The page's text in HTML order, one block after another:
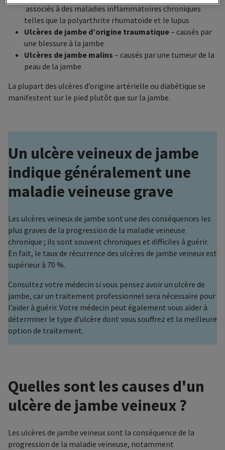
associés à des maladies inflammatoires chroniques
telles que la polyarthrite rhumatoïde et le lupus
Ulcères de jambe d’origine traumatique– causés par
une blessure à la jambe
Ulcères de jambe malins – causés par une tumeur de la
peau de la jambe
La plupart des ulcères d’origine artérielle ou diabétique se
manifestent sur le pied plutôt que sur la jambe.
Un ulcère veineux de jambe
indique généralement une
maladie veineuse grave
Les ulcères veineux de jambe sont une des conséquences les
plus graves de la progression de la maladie veineuse
chronique ; ils sont souvent chroniques et difficiles à guérir.
En fait, le taux de récurrence des ulcères de jambe veineux est
supérieur à 70 %.
Consultez votre médecin si vous pensez avoir un ulcère de
jambe, car un traitement professionnel sera nécessaire pour
l’aider à guérir. Votre médecin peut également vous aider à
déterminer le type d’ulcère dont vous souffrez et la meilleure
option de traitement.
Quelles sont les causes d'un
ulcère de jambe veineux ?
Les ulcères de jambe veineux sont la conséquence de la
progression de la maladie veineuse, notamment